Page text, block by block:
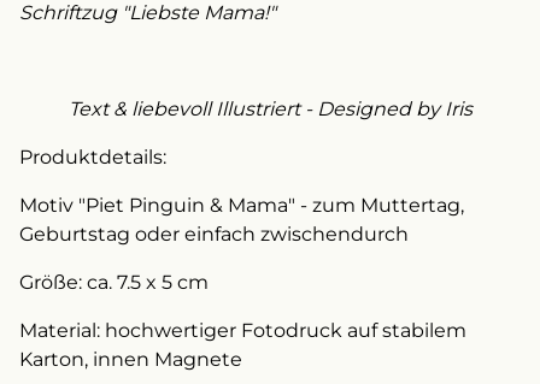
Schriftzug "Liebste Mama!"
Text & liebevoll Illustriert - Designed by Iris
Produktdetails:
Motiv "Piet Pinguin & Mama" - zum Muttertag,
Geburtstag oder einfach zwischendurch
Größe: ca. 7.5 x 5 cm
Material: hochwertiger Fotodruck auf stabilem
Karton, innen Magnete